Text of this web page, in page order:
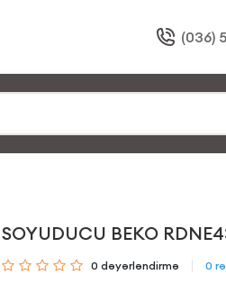
(036)
SOYUDUCU BEKO
0 dəyərləndirmə 0